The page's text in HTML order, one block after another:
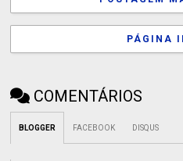
PÁGINA
COMENTÁRIOS
BLOGGER FACEBOOK DISQUS